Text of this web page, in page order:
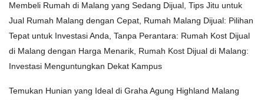
Membeli Rumah di Malang yang Sedang Dijual, Tips Jitu untuk
Jual Rumah Malang dengan Cepat, Rumah Malang Dijual: Pilihan
Tepat untuk Investasi Anda, Tanpa Perantara: Rumah Kost Dijual
di Malang dengan Harga Menarik, Rumah Kost Dijual di Malang:
Investasi Menguntungkan Dekat Kampus
Temukan Hunian yang Ideal di Graha Agung Highland Malang